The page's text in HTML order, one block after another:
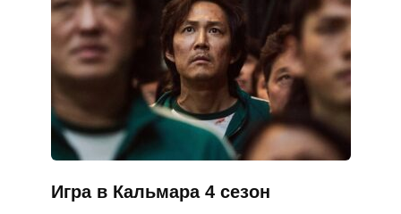
Игра в Кальмара 4 сезон